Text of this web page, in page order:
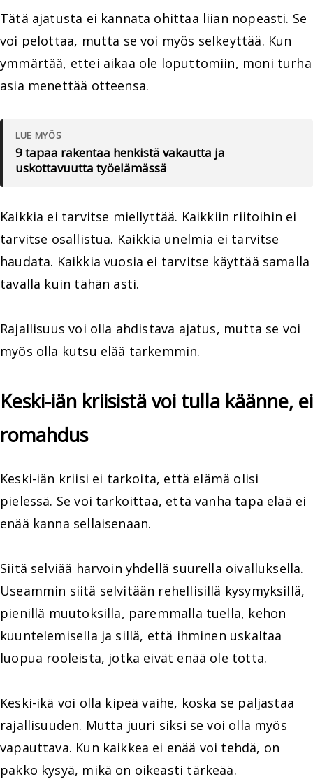
Tätä ajatusta ei kannata ohittaa liian nopeasti. Se
voi pelottaa, mutta se voi myös selkeyttää. Kun
ymmärtää, ettei aikaa ole loputtomiin, moni turha
asia menettää otteensa.
LUE MYÖS
9 tapaa rakentaa henkistä vakautta ja
uskottavuutta työelämässä
Kaikkia ei tarvitse miellyttää. Kaikkiin riitoihin ei
tarvitse osallistua. Kaikkia unelmia ei tarvitse
haudata. Kaikkia vuosia ei tarvitse käyttää samalla
tavalla kuin tähän asti.
Rajallisuus voi olla ahdistava ajatus, mutta se voi
myös olla kutsu elää tarkemmin.
Keski-iän kriisistä voi tulla käänne, ei
romahdus
Keski-iän kriisi ei tarkoita, että elämä olisi
pielessä. Se voi tarkoittaa, että vanha tapa elää ei
enää kanna sellaisenaan.
Siitä selviää harvoin yhdellä suurella oivalluksella.
Useammin siitä selvitään rehellisillä kysymyksillä,
pienillä muutoksilla, paremmalla tuella, kehon
kuuntelemisella ja sillä, että ihminen uskaltaa
luopua rooleista, jotka eivät enää ole totta.
Keski-ikä voi olla kipeä vaihe, koska se paljastaa
rajallisuuden. Mutta juuri siksi se voi olla myös
vapauttava. Kun kaikkea ei enää voi tehdä, on
pakko kysyä, mikä on oikeasti tärkeää.